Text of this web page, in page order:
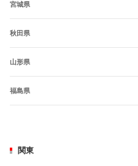
宮城県
秋田県
山形県
福島県
関東